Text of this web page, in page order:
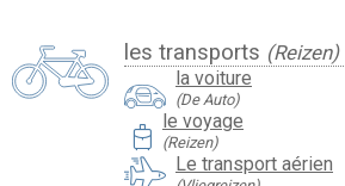
les transports (Reizen)
la voiture
(De Auto)
travel_luggage_and_bags le voyage
(Reizen)
Le transport aérien